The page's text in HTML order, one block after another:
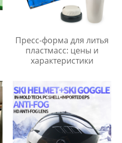
Пресс-форма для литья
пластмасс: цены и
характеристики